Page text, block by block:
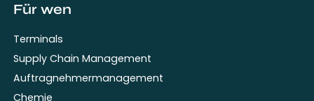
Für wen
Terminals
Supply Chain Management
Auftragnehmermanagement
Chemie